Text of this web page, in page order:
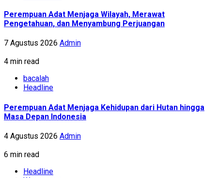
Perempuan Adat Menjaga Wilayah, Merawat
Pengetahuan, dan Menyambung Perjuangan
7 Agustus 2026 Admin
4 min read
bacalah
Headline
Perempuan Adat Menjaga Kehidupan dari Hutan hingga
Masa Depan Indonesia
4 Agustus 2026 Admin
6 min read
Headline